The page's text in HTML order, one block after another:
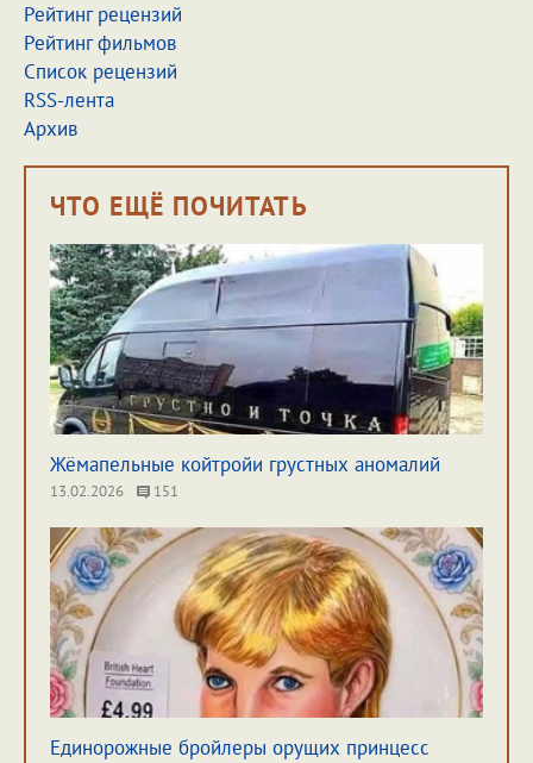
Рейтинг рецензий
Рейтинг фильмов
Список рецензий
RSS-лента
Архив
ЧТО ЕЩЁ ПОЧИТАТЬ
Жёмапельные койтройи грустных аномалий
13.02.2026 151
Единорожные бройлеры орущих принцесс